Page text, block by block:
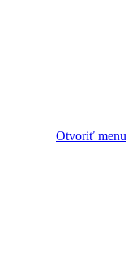
Otvoriť menu